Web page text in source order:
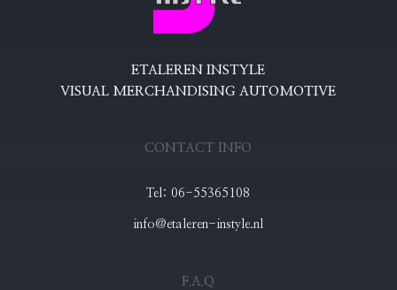
ETALEREN INSTYLE
VISUAL MERCHANDISING AUTOMOTIVE
CONTACT INFO
Tel: 06-55365108
info@etaleren-instyle.nl
F.A.Q